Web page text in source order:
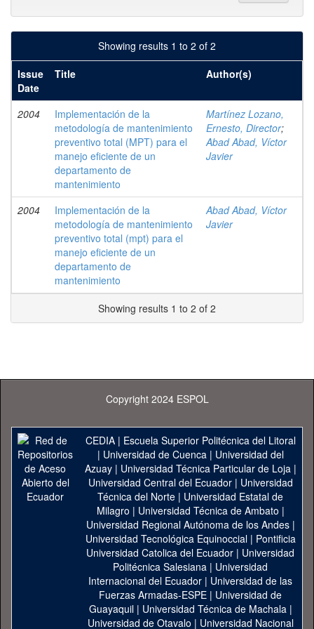
Showing results 1 to 2 of 2
Issue
Date
Title Author(s)
2004
Implementación de la
metodología de mantenimiento
preventivo total (MPT) para el
manejo eficiente de un
departamento de
mantenimiento
Martínez Lozano,
Ernesto, Director;
Abad Abad, Víctor
Javier
2004
Implementación de la
metodología de mantenimiento
preventivo total (mpt) para el
manejo eficiente de un
departamento de
mantenimiento
Abad Abad, Víctor
Javier
Showing results 1 to 2 of 2
Copyright 2024 ESPOL
CEDIA| Escuela Superior Politécnica del Litoral
| Universidad de Cuenca| Universidad del
Azuay| Universidad Técnica Particular de Loja|
Universidad Central del Ecuador| Universidad
Técnica del Norte | Universidad Estatal de
Milagro | Universidad Técnica de Ambato |
Universidad Regional Autónoma de los Andes|
Universidad Tecnológica Equinoccial| Pontificia
Universidad Catolica del Ecuador | Universidad
Politécnica Salesiana | Universidad
Internacional del Ecuador | Universidad de las
Fuerzas Armadas-ESPE | Universidad de
Guayaquil| Universidad Técnica de Machala|
Universidad de Otavalo | Universidad Nacional